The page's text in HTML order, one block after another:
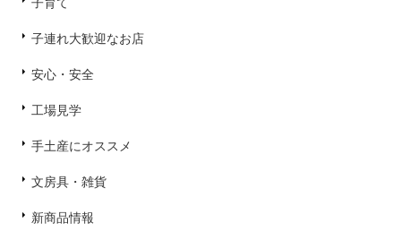
子育て
子連れ大歓迎なお店
安心・安全
工場見学
手土産にオススメ
文房具・雑貨
新商品情報